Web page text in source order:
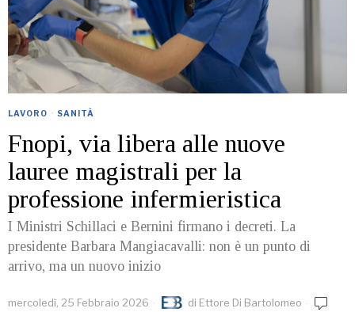
LAVORO · SANITÀ
Fnopi, via libera alle nuove
lauree magistrali per la
professione infermieristica
I Ministri Schillaci e Bernini firmano i decreti. La
presidente Barbara Mangiacavalli: non è un punto di
arrivo, ma un nuovo inizio
mercoledì, 25 Febbraio 2026 di Ettore Di Bartolomeo